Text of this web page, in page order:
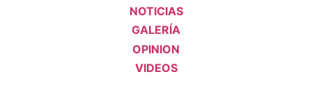
NOTICIAS
GALERÍA
OPINION
VIDEOS